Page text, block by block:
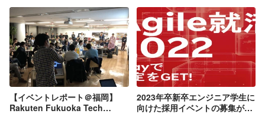
介！
ジネス最前線とビジョンとは？
【イベントレポート＠福岡】
Rakuten Fukuoka Tech
2023年卒新卒エンジニア学生に
向けた採用イベントの募集がオ